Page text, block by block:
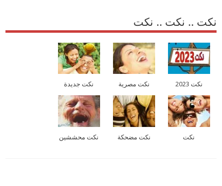
نكت .. نكت .. نكت
نكت 2023 نكت مصرية نكت جديدة
نكت نكت مضحكة نكت محششين